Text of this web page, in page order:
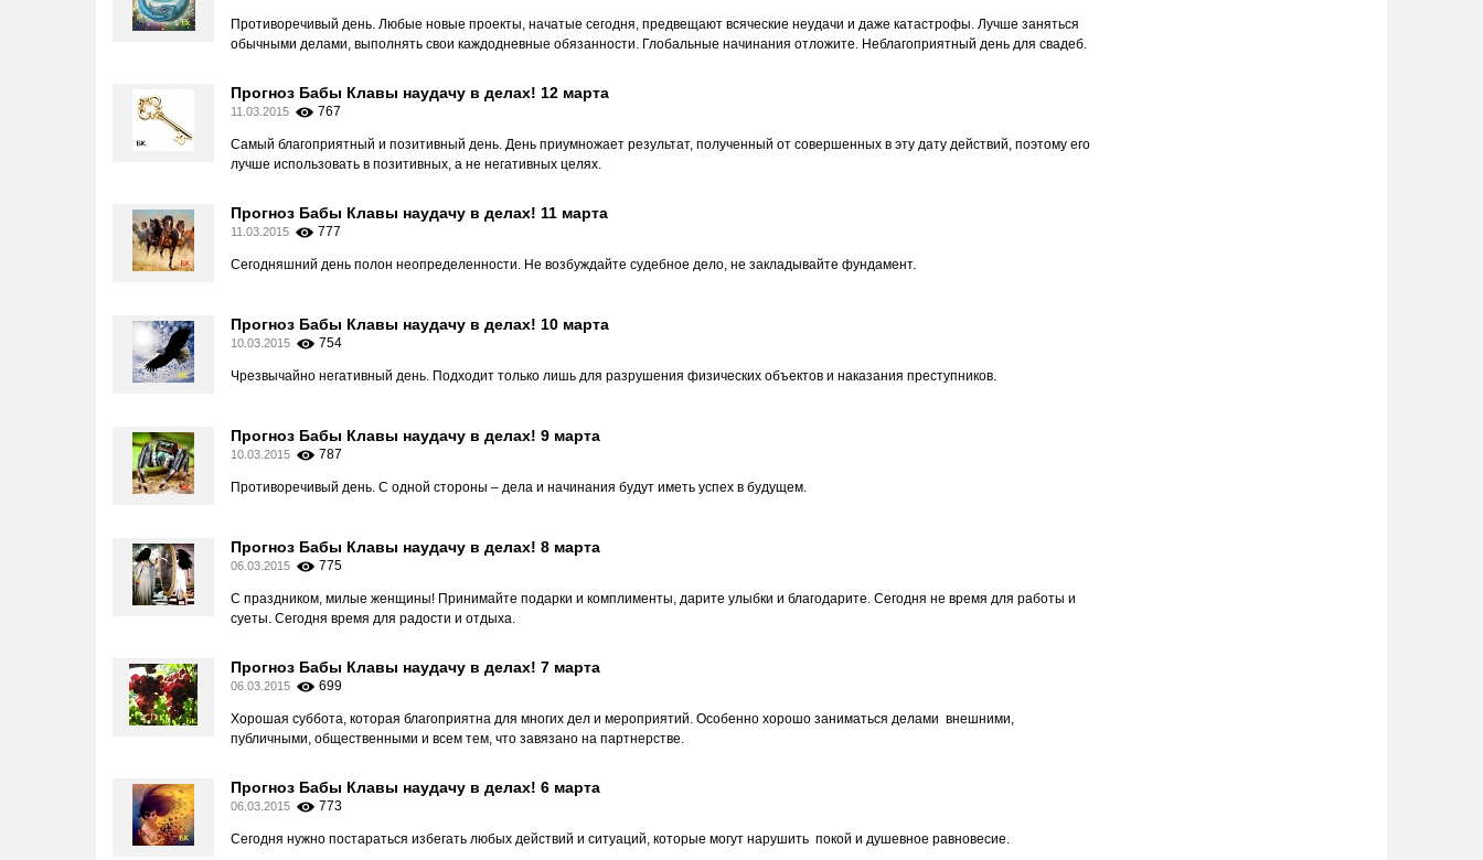
Противоречивый день. Любые новые проекты, начатые сегодня, предвещают всяческие неудачи и даже катастрофы. Лучше заняться
обычными делами, выполнять свои каждодневные обязанности. Глобальные начинания отложите. Неблагоприятный день для свадеб.
Прогноз Бабы Клавы наудачу в делах! 12 марта
11.03.2015 767
Самый благоприятный и позитивный день. День приумножает результат, полученный от совершенных в эту дату действий, поэтому его
лучше использовать в позитивных, а не негативных целях.
Прогноз Бабы Клавы наудачу в делах! 11 марта
11.03.2015 777
Сегодняшний день полон неопределенности. Не возбуждайте судебное дело, не закладывайте фундамент.
Прогноз Бабы Клавы наудачу в делах! 10 марта
10.03.2015 754
Чрезвычайно негативный день. Подходит только лишь для разрушения физических объектов и наказания преступников.
Прогноз Бабы Клавы наудачу в делах! 9 марта
10.03.2015 787
Противоречивый день. С одной стороны – дела и начинания будут иметь успех в будущем.
Прогноз Бабы Клавы наудачу в делах! 8 марта
06.03.2015 775
С праздником, милые женщины! Принимайте подарки и комплименты, дарите улыбки и благодарите. Сегодня не время для работы и
суеты. Сегодня время для радости и отдыха.
Прогноз Бабы Клавы наудачу в делах! 7 марта
06.03.2015 699
Хорошая суббота, которая благоприятна для многих дел и мероприятий. Особенно хорошо заниматься делами внешними,
публичными, общественными и всем тем, что завязано на партнерстве.
Прогноз Бабы Клавы наудачу в делах! 6 марта
06.03.2015 773
Сегодня нужно постараться избегать любых действий и ситуаций, которые могут нарушить покой и душевное равновесие.